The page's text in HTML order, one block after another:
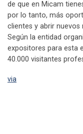
de que en Micam
por lo tanto, más
clientes y abrir nuevos
Según la entidad
expositores para esta
40.000 visitantes
via